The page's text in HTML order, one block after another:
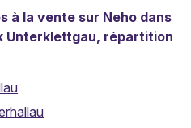
à la vente sur Neho dans
Unterklettgau, répartition